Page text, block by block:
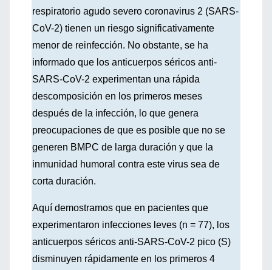
respiratorio agudo severo coronavirus 2 (SARS-
CoV-2) tienen un riesgo significativamente
menor de reinfección. No obstante, se ha
informado que los anticuerpos séricos anti-
SARS-CoV-2 experimentan una rápida
descomposición en los primeros meses
después de la infección, lo que genera
preocupaciones de que es posible que no se
generen BMPC de larga duración y que la
inmunidad humoral contra este virus sea de
corta duración.
Aquí demostramos que en pacientes que
experimentaron infecciones leves (n = 77), los
anticuerpos séricos anti-SARS-CoV-2 pico (S)
disminuyen rápidamente en los primeros 4